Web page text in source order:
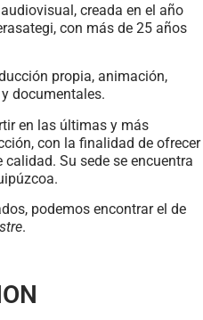
creada en el año
con más de 25 años
propia, animación,
documentales.
en las últimas y más
con la finalidad de ofrecer
Su sede se encuentra
podemos encontrar el de
.